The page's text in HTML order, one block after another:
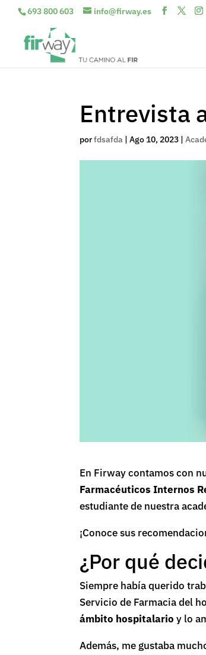
693 800 603 info@firway.es
Entrevista
porfdsafda |Ago 10, 2023 |
En Firway contamos con
Farmacéuticos Internos
estudiante de nuestra
¡Conoce sus
¿Por qué
Siempre había querido
Servicio de Farmacia del
ámbito hospitalario y lo
Además, me gustaba